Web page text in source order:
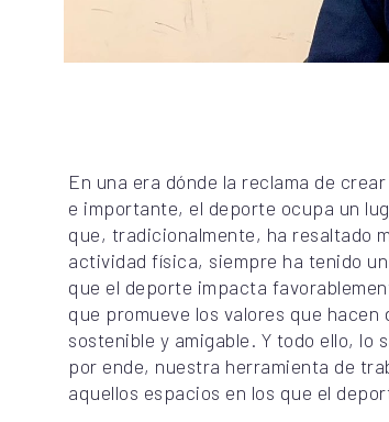
En una era dónde la reclama de
e importante, el deporte ocupa un
que, tradicionalmente, ha resaltado
actividad física, siempre ha tenido
que el deporte impacta
que promueve los valores que
sostenible y amigable. Y todo ello, lo
por ende, nuestra herramienta de
aquellos espacios en los que el